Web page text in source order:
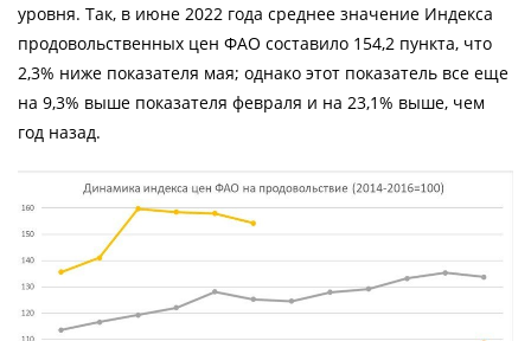
уровня. Так, в июне 2022 года среднее значение Индекса
продовольственных цен ФАО составило 154,2 пункта, что
2,3% ниже показателя мая; однако этот показатель все еще
на 9,3% выше показателя февраля и на 23,1% выше, чем
год назад.